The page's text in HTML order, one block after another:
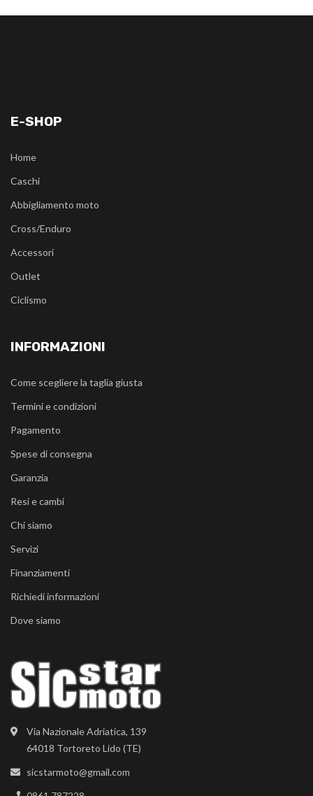
Via Nazionale Adriatica, 139
64018 Tortoreto Lido (TE)
sicstarmoto@gmail.com
E-SHOP
Home
Caschi
Abbigliamento moto
Cross/Enduro
Accessori
Outlet
Ciclismo
INFORMAZIONI
Come scegliere la taglia giusta
Termini e condizioni
Pagamento
Spese di consegna
Garanzia
Resi e cambi
Chi siamo
Servizi
Finanziamenti
Richiedi informazioni
Dove siamo